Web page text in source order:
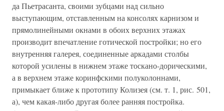
да Пьетрасанта, своими зубцами над сильно
выступающим, отставленным на консолях карнизом и
прямолинейными окнами в обоих верхних этажах
производит впечатление готической постройки; но его
внутренняя галерея, соединенные аркадами столбы
которой усилены в нижнем этаже тоскано-дорическими,
а в верхнем этаже коринфскими полуколоннами,
примыкает ближе к прототипу Колизея (см. т. 1, рис. 501,
а), чем какая-либо другая более ранняя постройка.